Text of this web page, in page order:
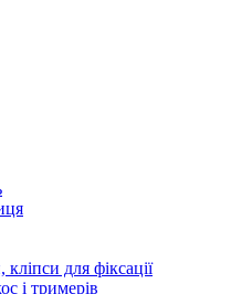
для фіксації
і тримерів